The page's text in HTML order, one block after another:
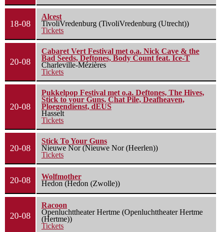
18-08
Alcest
TivoliVredenburg (TivoliVredenburg (Utrecht))
Tickets
20-08
Cabaret Vert Festival met o.a. Nick Cave & the
Bad Seeds, Deftones, Body Count feat. Ice-T
Charleville-Mézières
Tickets
20-08
Pukkelpop Festival met o.a. Deftones, The Hives,
Stick to your Guns, Chat Pile, Deafheaven,
Ploegendienst, dEUS
Hasselt
Tickets
20-08
Stick To Your Guns
Nieuwe Nor (Nieuwe Nor (Heerlen))
Tickets
20-08
Wolfmother
Hedon (Hedon (Zwolle))
20-08
Racoon
Openluchttheater Hertme (Openluchttheater Hertme
(Hertme))
Tickets